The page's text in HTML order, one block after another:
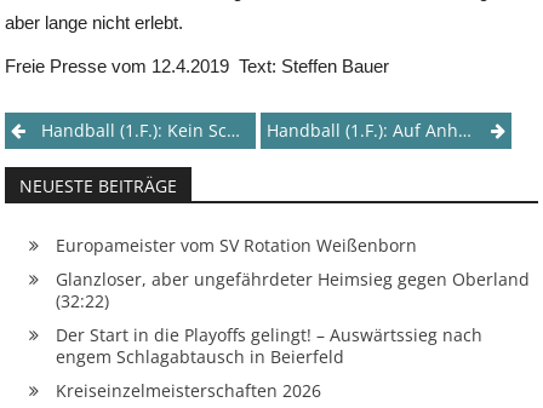
aber lange nicht erlebt.
Freie Presse vom 12.4.2019 Text: Steffen Bauer
Post
navigation
Handball (1.F.): Kein Schaulaufen Für Damen Handball (1.F.): Auf Anhieb Aufs Podest Geklettert
NEUESTE BEITRÄGE
Europameister vom SV Rotation Weißenborn
Glanzloser, aber ungefährdeter Heimsieg gegen Oberland
(32:22)
Der Start in die Playoffs gelingt! – Auswärtssieg nach
engem Schlagabtausch in Beierfeld
Kreiseinzelmeisterschaften 2026